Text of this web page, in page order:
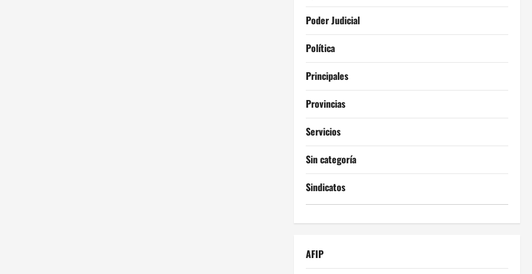
Poder Judicial
Política
Principales
Provincias
Servicios
Sin categoría
Sindicatos
AFIP